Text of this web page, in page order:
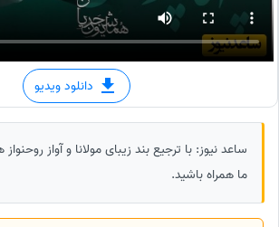
دانلود ویدیو
ساعد نیوز: با ترجیع بند زیبای مولانا و آواز
ما همراه باشید.